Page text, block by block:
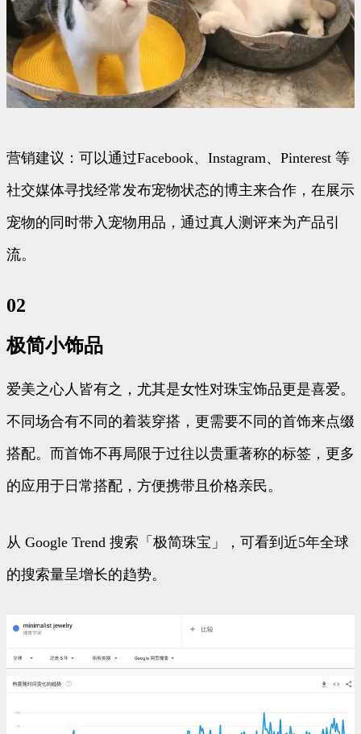
营销建议：可以通过Facebook、Instagram、Pinterest 等
社交媒体寻找经常发布宠物状态的博主来合作，在展示
宠物的同时带入宠物用品，通过真人测评来为产品引
流。
02
极简小饰品
爱美之心人皆有之，尤其是女性对珠宝饰品更是喜爱。
不同场合有不同的着装穿搭，更需要不同的首饰来点缀
搭配。而首饰不再局限于过往以贵重著称的标签，更多
的应用于日常搭配，方便携带且价格亲民。
从 Google Trend 搜索「极简珠宝」，可看到近5年全球
的搜索量呈增长的趋势。